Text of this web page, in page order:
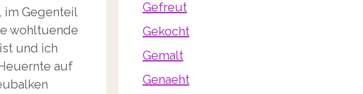
im Gegenteil
wohltuende
und ich
auf
Gefreut
Gekocht
Gemalt
Genaeht